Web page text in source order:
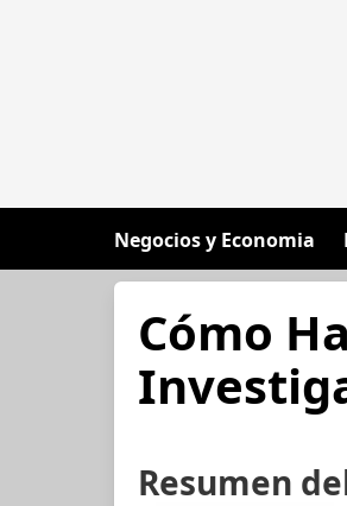
Negocios y Economia
Cómo
Resumen